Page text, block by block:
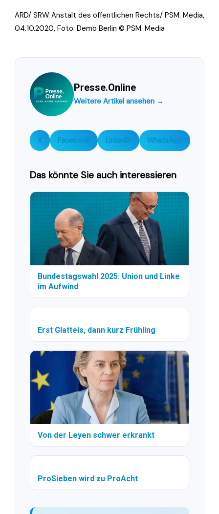
ARD/ SRW Anstalt des öffentlichen Rechts/ PSM. Media,
04.10.2020, Foto: Demo Berlin © PSM. Media
Presse.Online
Weitere Artikel ansehen →
X Facebook LinkedIn WhatsApp
Das könnte Sie auch interessieren
Bundestagswahl 2025: Union und Linke
im Aufwind
Erst Glatteis, dann kurz Frühling
Von der Leyen schwer erkrankt
ProSieben wird zu ProAcht